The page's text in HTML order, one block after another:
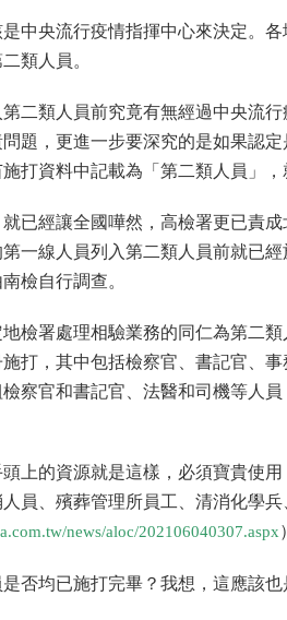
中央流行疫情指揮中心來決定。
類人員。
二類人員前究竟有無經過中央流
題，更進一步要深究的是如果認
打資料中記載為「第二類人員」，
已經讓全國嘩然，高檢署更已責
一線人員列入第二類人員前就已
檢自行調查。
檢署處理相驗業務的同仁為第二
打，其中包括檢察官、書記官、事
察官和書記官、法醫和司機等人
上的資源就是這樣，必須寶貴使
員、殯葬管理所員工、清消化學
news/aloc/202106040307.aspx）
否均已施打完畢？我想，這應該